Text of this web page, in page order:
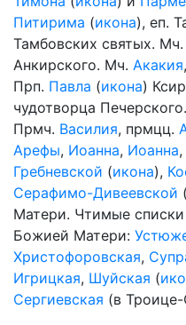
Питирима (икона), еп.
Тамбовских святых. Мч.
Анкирского. Мч. Акакия
Прп. Павла (икона)
чудотворца
Прмч. Василия, прмцц.
Арефы, Иоанна, Иоанна,
Гребневской (икона),
Серафимо-Дивеевской (
Матери. Чтимые
Божией Матери:
Христофоровская,
Игрицкая, Шуйская (
Сергиевская (в